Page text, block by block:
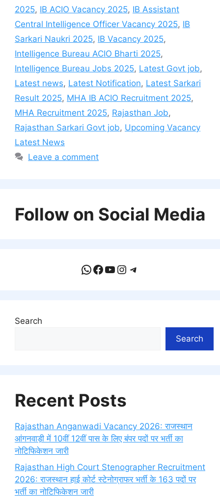
2025, IB ACIO Vacancy 2025, IB Assistant
Central Intelligence Officer Vacancy 2025, IB
Sarkari Naukri 2025, IB Vacancy 2025,
Intelligence Bureau ACIO Bharti 2025,
Intelligence Bureau Jobs 2025, Latest Govt job,
Latest news, Latest Notification, Latest Sarkari
Result 2025, MHA IB ACIO Recruitment 2025,
MHA Recruitment 2025, Rajasthan Job,
Rajasthan Sarkari Govt job, Upcoming Vacancy
Latest News
Leave a comment
Follow on Social Media
WhatsApp
Facebook
YouTube
Instagram
Telegram
Search
Search
Recent Posts
Rajasthan Anganwadi Vacancy 2026: राजस्थान
आंगनवाड़ी में 10वीं 12वीं पास के लिए बंपर पदों पर भर्ती का
नोटिफिकेशन जारी
Rajasthan High Court Stenographer Recruitment
2026: राजस्थान हाई कोर्ट स्टेनोग्राफर भर्ती के 163 पदों पर
भर्ती का नोटिफिकेशन जारी